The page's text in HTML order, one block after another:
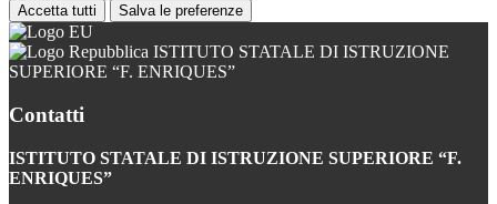
Accetta tutti Salva le preferenze
ISTITUTO STATALE DI ISTRUZIONE
SUPERIORE “F. ENRIQUES”
Contatti
ISTITUTO STATALE DI ISTRUZIONE SUPERIORE “F.
ENRIQUES”